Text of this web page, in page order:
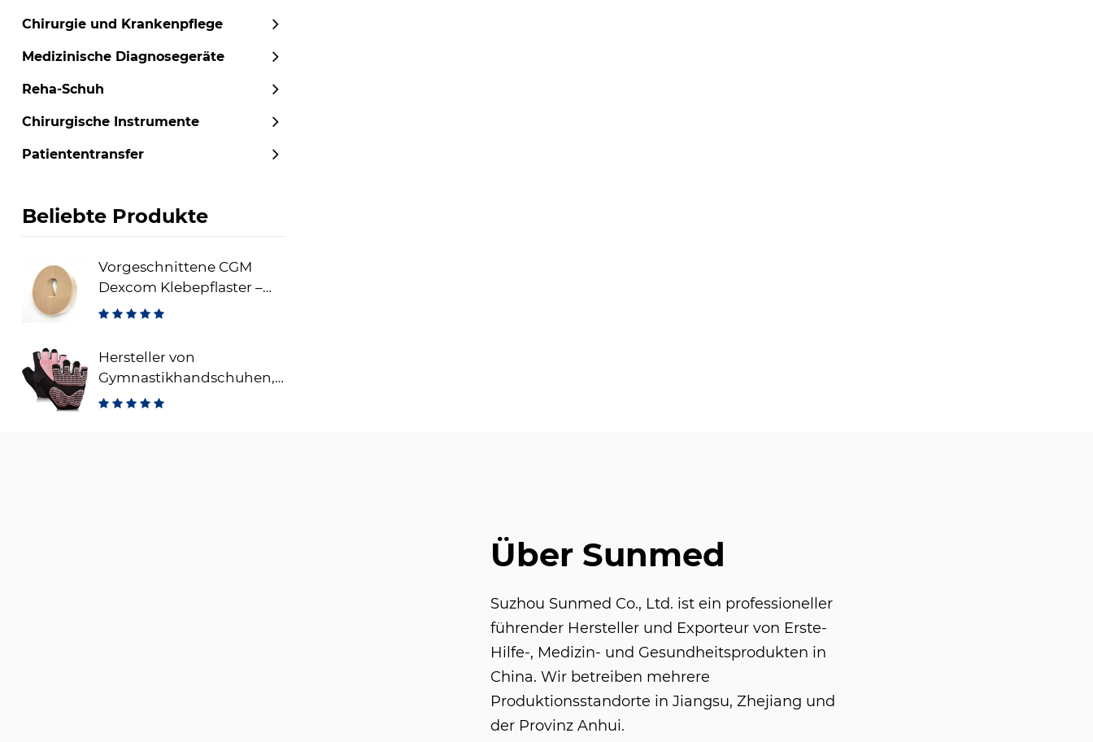
Chirurgie und Krankenpflege
Medizinische Diagnosegeräte
Reha-Schuh
Chirurgische Instrumente
Patiententransfer
Beliebte Produkte
Vorgeschnittene CGM
Dexcom Klebepflaster –
wasserdichte Sensor-
Hersteller von
Gymnastikhandschuhen,
fingerlose
Über Sunmed
Suzhou Sunmed Co., Ltd. ist ein professioneller
führender Hersteller und Exporteur von Erste-
Hilfe-, Medizin- und Gesundheitsprodukten in
China. Wir betreiben mehrere
Produktionsstandorte in Jiangsu, Zhejiang und
der Provinz Anhui.